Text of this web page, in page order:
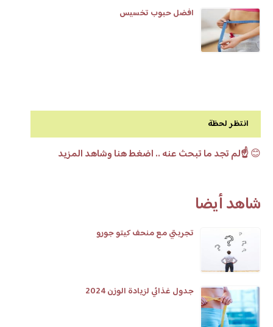
افضل حبوب تخسيس
انتظر لحظة
😊☝️لم تجد ما تبحث عنه .. اضغط هنا وشاهد المزيد
شاهد أيضا
تجربتي مع منحف كيتو جورو
جدول غذائي لزيادة الوزن 2024